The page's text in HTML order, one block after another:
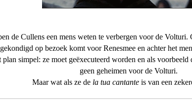
de Cullens een mens weten te verbergen voor de
op bezoek komt voor Renesmee en achter het
simpel: ze moet geëxecuteerd worden en als
geen geheimen voor de Volturi.
Maar wat als ze de la tua cantante is van een